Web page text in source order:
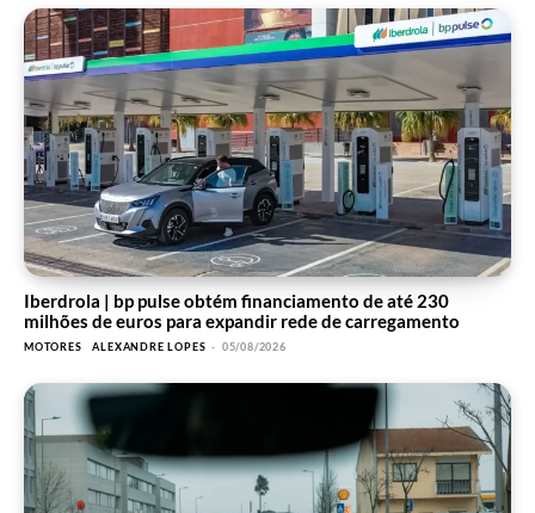
Iberdrola | bp pulse obtém financiamento de até 230
milhões de euros para expandir rede de carregamento
MOTORES ALEXANDRE LOPES - 05/08/2026